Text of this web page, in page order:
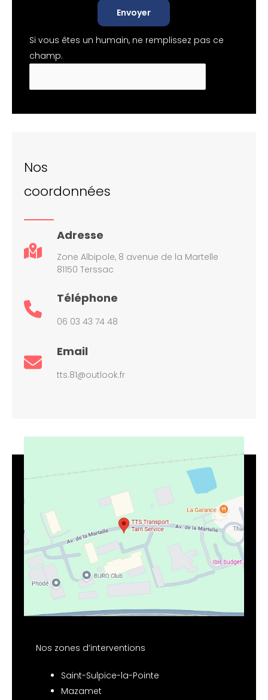
Envoyer
Si vous êtes un humain, ne remplissez pas ce
champ.
Nos
coordonnées
Adresse
Zone Albipole, 8 avenue de la Martelle
81150 Terssac
Téléphone
06 03 43 74 48
Email
tts.81@outlook.fr
Nos zones d’interventions
Saint-Sulpice-la-Pointe
Mazamet